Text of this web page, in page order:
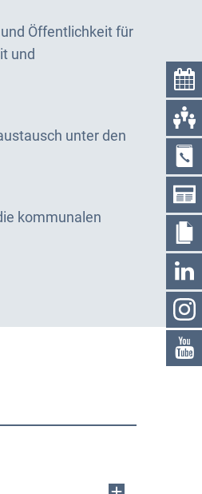
Öffentlichkeit für
und
unter den
kommunalen